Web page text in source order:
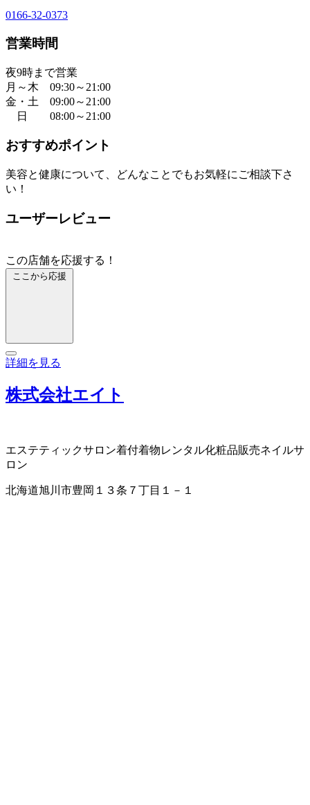
0166-32-0373
営業時間
夜9時まで営業
月～木 09:30～21:00
金・土 09:00～21:00
日 08:00～21:00
おすすめポイント
美容と健康について、どんなことでもお気軽にご相談下さ
い！
ユーザーレビュー
この店舗を応援する！
ここから応援
詳細を見る
株式会社エイト
エステティックサロン着付着物レンタル化粧品販売ネイルサ
ロン
北海道旭川市豊岡１３条７丁目１－１